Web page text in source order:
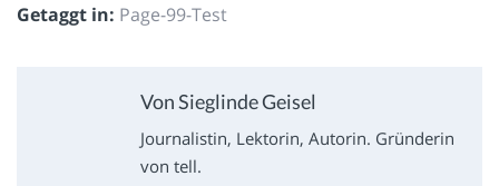
Getaggt in: Page-99-Test
Von Sieglinde Geisel
Journalistin, Lektorin, Autorin. Gründerin
von tell.